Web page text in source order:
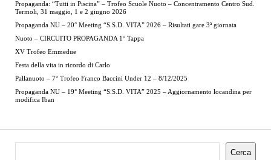
Propaganda: “Tutti in Piscina” – Trofeo Scuole Nuoto – Concentramento Centro Sud.
Termoli, 31 maggio, 1 e 2 giugno 2026
Propaganda NU – 20° Meeting “S.S.D. VITA” 2026 – Risultati gare 3ª giornata
Nuoto – CIRCUITO PROPAGANDA 1° Tappa
XV Trofeo Emmedue
Festa della vita in ricordo di Carlo
Pallanuoto – 7° Trofeo Franco Baccini Under 12 – 8/12/2025
Propaganda NU – 19° Meeting “S.S.D. VITA” 2025 – Aggiornamento locandina per
modifica Iban
Cerca